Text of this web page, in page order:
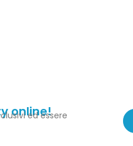
online!
ed essere